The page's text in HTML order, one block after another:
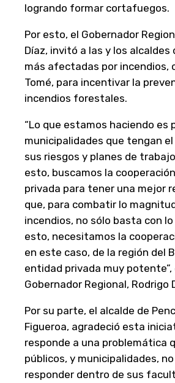
logrando formar cortafuegos.
Por esto, el Gobernador
Díaz, invitó a las y los alcaldes
más afectadas por incendios,
Tomé, para incentivar la
incendios forestales.
“Lo que estamos haciendo es
municipalidades que tengan
sus riesgos y planes de
esto, buscamos la
privada para tener una mejor
que, para combatir lo
incendios, no sólo basta con
esto, necesitamos la
en este caso, de la región del
entidad privada muy potente”,
Gobernador Regional, Rodrigo
Por su parte, el alcalde de
Figueroa, agradeció esta
responde a una problemática
públicos, y municipalidades,
responder dentro de sus